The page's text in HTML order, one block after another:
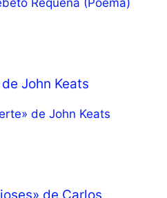
John Keats
de Carlos